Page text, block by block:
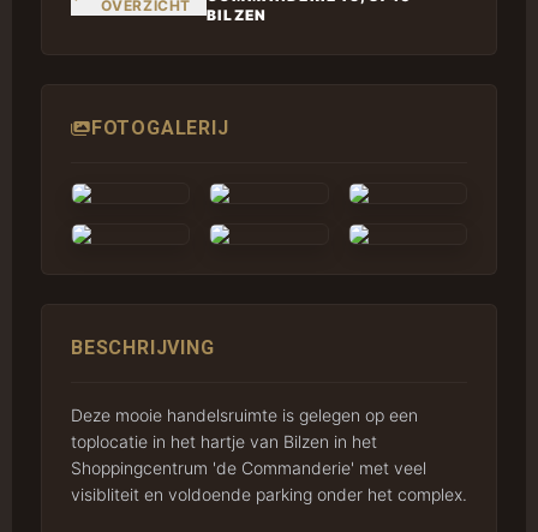
OVERZICHT
BILZEN
FOTOGALERIJ
BESCHRIJVING
Deze mooie handelsruimte is gelegen op een
toplocatie in het hartje van Bilzen in het
Shoppingcentrum 'de Commanderie' met veel
visibliteit en voldoende parking onder het complex.